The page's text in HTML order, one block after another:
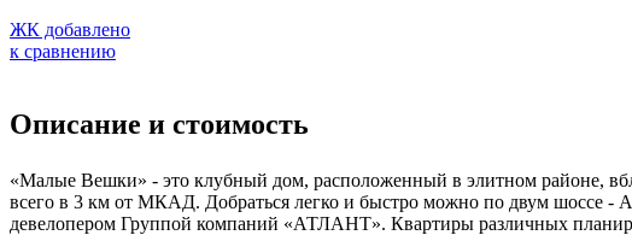
ЖК добавлено
к сравнению
Описание и стоимость
«Малые Вешки» - это клубный дом, расположенный в элитном районе,
всего в 3 км от МКАД. Добраться легко и быстро можно по двум шоссе -
девелопером Группой компаний «АТЛАНТ». Квартиры различных